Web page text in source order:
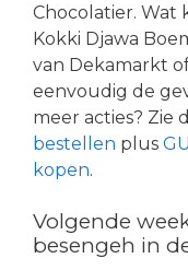
Chocolatier. Wat
Kokki Djawa
van Dekamarkt
eenvoudig de
meer acties? Zie
bestellen plus
kopen.
Volgende
besengeh in